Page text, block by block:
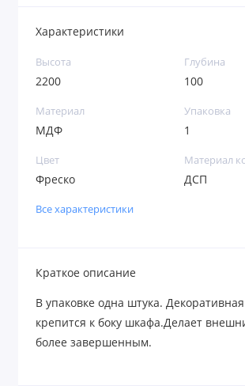
Характеристики
Высота
2200
Глубина
100
Материал
МДФ
Упаковка
1
Цвет
Фреско
Материал
ДСП
Все характеристики
Краткое описание
В упаковке одна штука.
крепится к боку шкафа.Делает
более завершенным.